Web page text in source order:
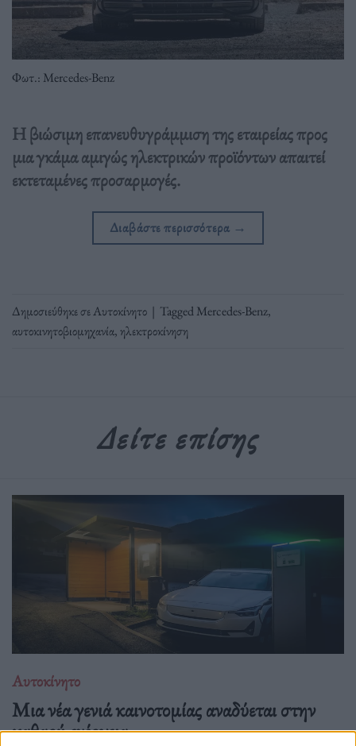
Φωτ.: Mercedes-Benz
Η βιώσιμη επανευθυγράμμιση της εταιρείας προς
μια γκάμα αμιγώς ηλεκτρικών προϊόντων απαιτεί
εκτεταμένες προσαρμογές.
Διαβάστε περισσότερα →
Δημοσιεύθηκε σεΑυτοκίνητο | TaggedMercedes-Benz,
αυτοκινητοβιομηχανία,ηλεκτροκίνηση
Δείτε επίσης
Αυτοκίνητο
Μια νέα γενιά καινοτομίας αναδύεται στην
καθαρή ενέργεια